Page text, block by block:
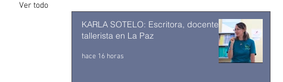
Ver todo
KARLA SOTELO: Escritora, docente y
tallerista en La Paz
hace 16 horas